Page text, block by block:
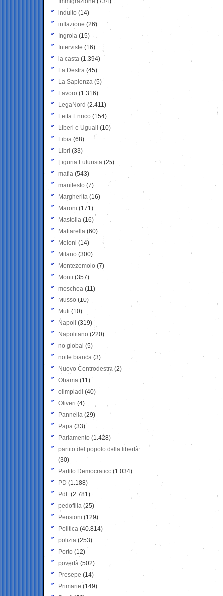
Immigrazione (734)
indulto (14)
inflazione (26)
Ingroia (15)
Interviste (16)
la casta (1.394)
La Destra (45)
La Sapienza (5)
Lavoro (1.316)
LegaNord (2.411)
Letta Enrico (154)
Liberi e Uguali (10)
Libia (68)
Libri (33)
Liguria Futurista (25)
mafia (543)
manifesto (7)
Margherita (16)
Maroni (171)
Mastella (16)
Mattarella (60)
Meloni (14)
Milano (300)
Montezemolo (7)
Monti (357)
moschea (11)
Musso (10)
Muti (10)
Napoli (319)
Napolitano (220)
no global (5)
notte bianca (3)
Nuovo Centrodestra (2)
Obama (11)
olimpiadi (40)
Oliveri (4)
Pannella (29)
Papa (33)
Parlamento (1.428)
partito del popolo della libertà
(30)
Partito Democratico (1.034)
PD (1.188)
PdL (2.781)
pedofilia (25)
Pensioni (129)
Politica (40.814)
polizia (253)
Porto (12)
povertà (502)
Presepe (14)
Primarie (149)